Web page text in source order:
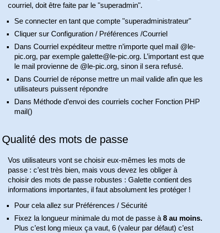
courriel, doit être faite par le "superadmin".
Se connecter en tant que compte "superadministrateur"
Cliquer sur Configuration / Préférences /Courriel
Dans Courriel expéditeur mettre n’importe quel mail @le-
pic.org, par exemple galette@le-pic.org. L’important est que
le mail provienne de @le-pic.org, sinon il sera refusé.
Dans Courriel de réponse mettre un mail valide afin que les
utilisateurs puissent répondre
Dans Méthode d’envoi des courriels cocher Fonction PHP
mail()
Qualité des mots de passe
Vos utilisateurs vont se choisir eux-mêmes les mots de
passe : c’est très bien, mais vous devez les obliger à
choisir des mots de passe robustes : Galette contient des
informations importantes, il faut absolument les protéger !
Pour cela allez sur Préférences / Sécurité
Fixez la longueur minimale du mot de passe à8 au moins.
Plus c’est long mieux ça vaut, 6 (valeur par défaut) c’est